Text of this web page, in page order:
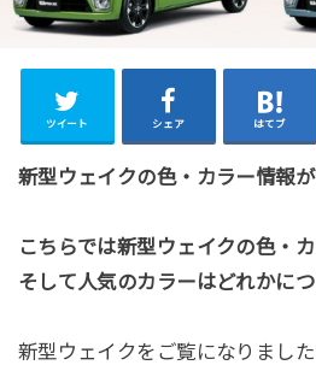
ツイート シェア はてブ
新型ウェイクの色・カラー情報が
こちらでは新型ウェイクの色・
そして人気のカラーはどれかにつ
新型ウェイクをご覧になりまし